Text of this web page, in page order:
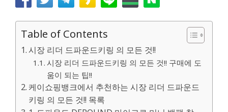
Table of Contents
시장 리더 드파운드키링 의 모든 것!!
시장 리더 드파운드키링 의 모든 것!! 구매에 도
움이 되는 팁!!
케이쇼핑뱅크에서 추천하는 시장 리더 드파운드
키링 의 모든 것!! 목록